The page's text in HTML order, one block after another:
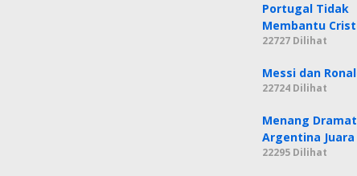
Portugal Tidak
Membantu
22727 Dilihat
Messi dan
22724 Dilihat
Menang
Argentina Juara
22295 Dilihat